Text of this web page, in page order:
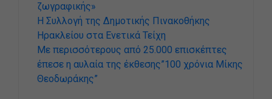
ζωγραφικής»
Η Συλλογή της Δημοτικής Πινακοθήκης
Ηρακλείου στα Ενετικά Τείχη
Με περισσότερους από 25.000 επισκέπτες
έπεσε η αυλαία της έκθεσης”100 χρόνια Μίκης
Θεοδωράκης”